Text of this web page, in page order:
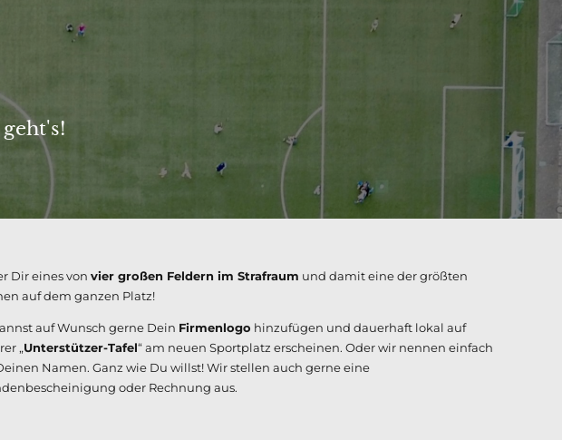
Dir eines von vier großen Feldern im Strafraum und damit eine der größten
auf dem ganzen Platz!
auf Wunsch gerne Dein Firmenlogo hinzufügen und dauerhaft lokal auf
„Unterstützer-Tafel“ am neuen Sportplatz erscheinen. Oder wir nennen einfach
Namen. Ganz wie Du willst! Wir stellen auch gerne eine
oder Rechnung aus.